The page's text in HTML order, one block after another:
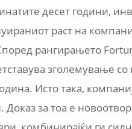
десет години,
раст на
рангирањето
зголемување
Исто така,
за тоа е